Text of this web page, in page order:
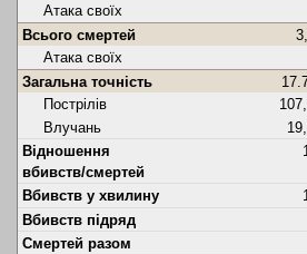
Атака своїх
Всього смертей
Атака своїх
Загальна точність
Пострілів
Влучань
Відношення
вбивств/смертей
Вбивств у хвилину
Вбивств підряд
Смертей разом